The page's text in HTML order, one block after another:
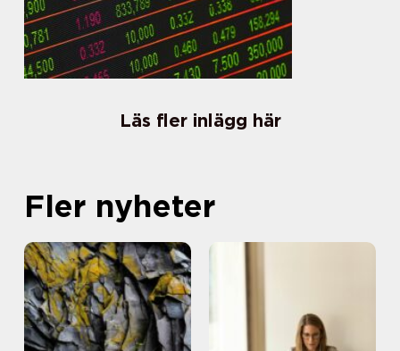
Läs fler inlägg här
Fler nyheter